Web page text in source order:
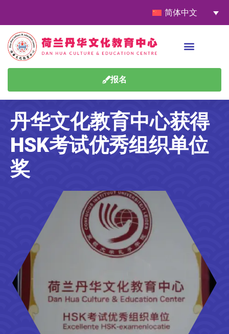
简体中文
报名
丹华文化教育中心获得
HSK考试优秀组织单位
奖